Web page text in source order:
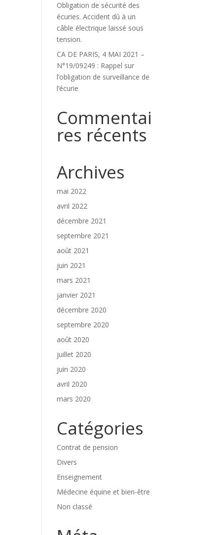
Obligation de sécurité des
écuries. Accident dû à un
câble électrique laissé sous
tension.
CA DE PARIS, 4 MAI 2021 –
N°19/09249 : Rappel sur
l’obligation de surveillance de
l’écurie
Commentai
res récents
Archives
mai 2022
avril 2022
décembre 2021
septembre 2021
août 2021
juin 2021
mars 2021
janvier 2021
décembre 2020
septembre 2020
août 2020
juillet 2020
juin 2020
avril 2020
mars 2020
Catégories
Contrat de pension
Divers
Enseignement
Médecine équine et bien-être
Non classé